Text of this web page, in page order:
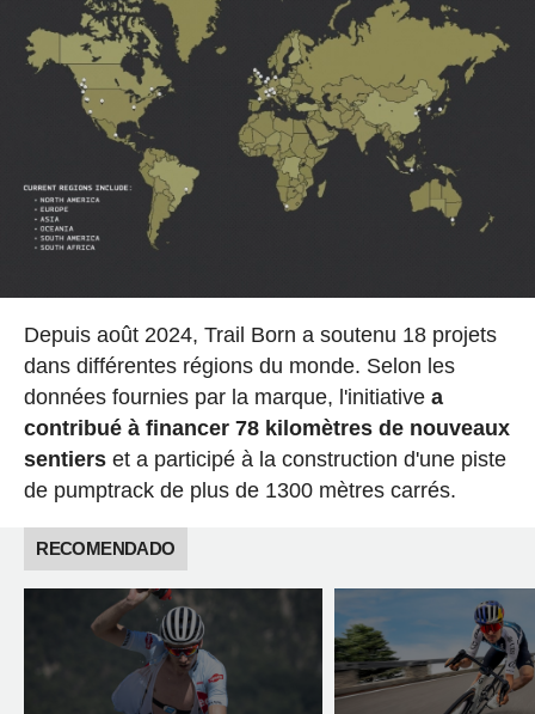
Depuis août 2024, Trail Born a soutenu 18 projets
dans différentes régions du monde. Selon les
données fournies par la marque, l'initiative a
contribué à financer 78 kilomètres de nouveaux
sentierset a participé à la construction d'une piste
de pumptrack de plus de 1300 mètres carrés.
RECOMENDADO